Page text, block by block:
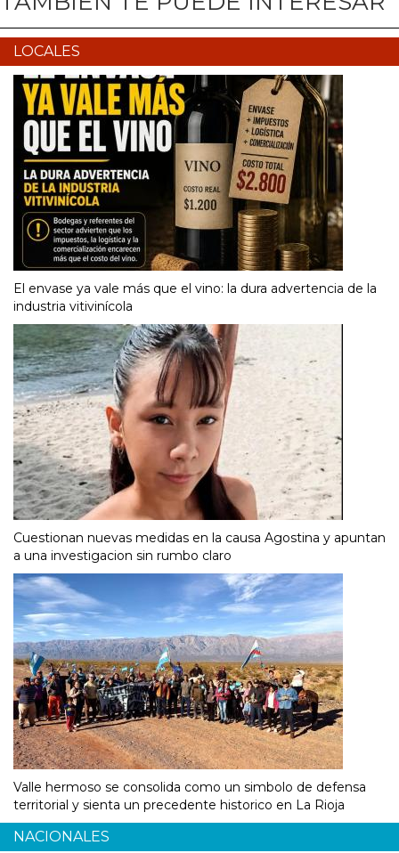
LOCALES
El envase ya vale más que el vino: la dura advertencia de la
industria vitivinícola
Cuestionan nuevas medidas en la causa Agostina y apuntan
a una investigacion sin rumbo claro
Valle hermoso se consolida como un simbolo de defensa
territorial y sienta un precedente historico en La Rioja
NACIONALES